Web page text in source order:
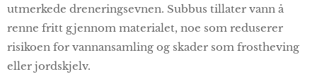
utmerkede dreneringsevnen. Subbus tillater vann å
renne fritt gjennom materialet, noe som reduserer
risikoen for vannansamling og skader som frostheving
eller jordskjelv.